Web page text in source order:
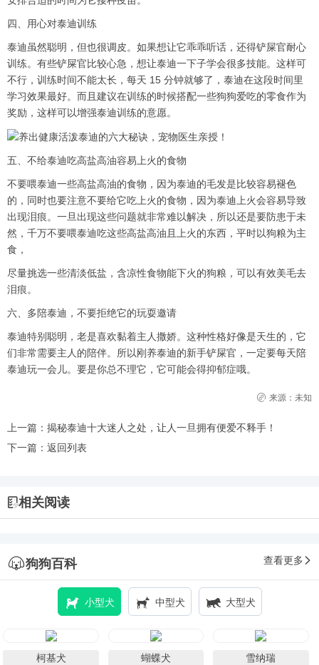
四、用心对泰迪训练
泰迪虽然聪明，但也很调皮。如果想让它乖乖听话，还得铲屎官耐心
训练。有些铲屎官比较心急，想让泰迪一下子学会很多技能。这样可
不行，训练时间不能太长，每天 15 分钟就够了，泰迪在这段时间里
学习效果最好。而且建议在训练的时候搭配一些狗狗爱吃的零食作为
奖励，这样可以增强泰迪训练的意愿。
五、不给泰迪吃高盐高油容易上火的食物
不要喂泰迪一些高盐高油的食物，因为泰迪的毛发是比较容易褪色
的，同时也要注意不要给它吃上火的食物，因为泰迪上火会容易导致
出现泪痕。一旦出现这些问题就非常难以解决，所以还是要防患于未
然，千万不要喂泰迪吃这些高盐高油且上火的东西，平时以狗粮为主
食，
尽量挑选一些清淡低盐，含凉性食物能下火的狗粮，可以有效美毛去
泪痕。
六、多陪泰迪，不要拒绝它的玩耍邀请
泰迪特别聪明，老是喜欢黏着主人撒娇。这种性格好像是天生的，它
们非常需要主人的陪伴。所以刚养泰迪的新手铲屎官，一定要每天陪
泰迪玩一会儿。要是你总不理它，它可能会得抑郁症哦。
来源：未知
上一篇： 揭秘泰迪十大迷人之处，让人一旦拥有便爱不释手！
下一篇： 返回列表
相关阅读
狗狗百科 查看更多
小型犬 中型犬 大型犬
柯基犬 蝴蝶犬 雪纳瑞